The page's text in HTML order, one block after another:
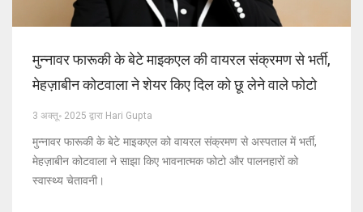
मुन्नावर फारूकी के बेटे माइकएल की वायरल संक्रमण से भर्ती,
मेहज़ाबीन कोटवाला ने शेयर किए दिल को छू लेने वाले फोटो
3 अक्तू॰ 2025 द्वारा Hari Gupta
मुन्नावर फारूकी के बेटे माइकएल को वायरल संक्रमण से अस्पताल में भर्ती,
मेहज़ाबीन कोटवाला ने साझा किए भावनात्मक फोटो और पालनहारों को
स्वास्थ्य चेतावनी।